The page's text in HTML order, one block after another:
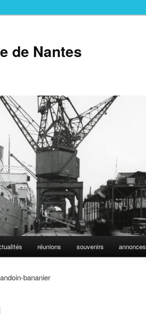
de Nantes
réunions souvenirs annonces
bananier